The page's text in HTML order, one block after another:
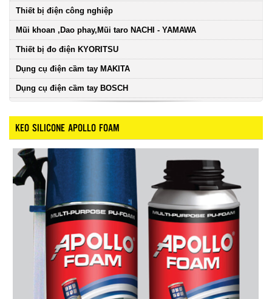
Thiết bị điện công nghiệp
Mũi khoan ,Dao phay,Mũi taro NACHI - YAMAWA
Thiết bị đo điện KYORITSU
Dụng cụ điện cầm tay MAKITA
Dụng cụ điện cầm tay BOSCH
KEO SILICONE APOLLO FOAM